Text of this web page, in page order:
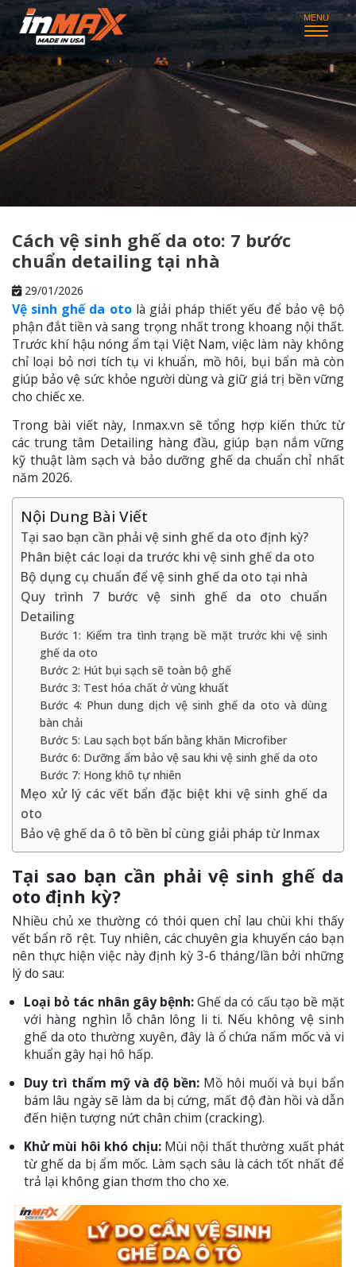
Cách vệ sinh ghế da oto: 7 bước
chuẩn detailing tại nhà
29/01/2026
Vệ sinh ghế da otolà giải pháp thiết yếu để bảo vệ bộ
phận đắt tiền và sang trọng nhất trong khoang nội thất.
Trước khí hậu nóng ẩm tại Việt Nam, việc làm này không
chỉ loại bỏ nơi tích tụ vi khuẩn, mồ hôi, bụi bẩn mà còn
giúp bảo vệ sức khỏe người dùng và giữ giá trị bền vững
cho chiếc xe.
Trong bài viết này, Inmax.vn sẽ tổng hợp kiến thức từ
các trung tâm Detailing hàng đầu, giúp bạn nắm vững
kỹ thuật làm sạch và bảo dưỡng ghế da chuẩn chỉ nhất
năm 2026.
Nội Dung Bài Viết
Tại sao bạn cần phải vệ sinh ghế da oto định kỳ?
Phân biệt các loại da trước khi vệ sinh ghế da oto
Bộ dụng cụ chuẩn để vệ sinh ghế da oto tại nhà
Quy trình 7 bước vệ sinh ghế da oto chuẩn
Detailing
Bước 1: Kiểm tra tình trạng bề mặt trước khi vệ sinh
ghế da oto
Bước 2: Hút bụi sạch sẽ toàn bộ ghế
Bước 3: Test hóa chất ở vùng khuất
Bước 4: Phun dung dịch vệ sinh ghế da oto và dùng
bàn chải
Bước 5: Lau sạch bọt bẩn bằng khăn Microfiber
Bước 6: Dưỡng ẩm bảo vệ sau khi vệ sinh ghế da oto
Bước 7: Hong khô tự nhiên
Mẹo xử lý các vết bẩn đặc biệt khi vệ sinh ghế da
oto
Bảo vệ ghế da ô tô bền bỉ cùng giải pháp từ Inmax
Tại sao bạn cần phải vệ sinh ghế da
oto định kỳ?
Nhiều chủ xe thường có thói quen chỉ lau chùi khi thấy
vết bẩn rõ rệt. Tuy nhiên, các chuyên gia khuyến cáo bạn
nên thực hiện việc này định kỳ 3-6 tháng/lần bởi những
lý do sau:
Loại bỏ tác nhân gây bệnh:Ghế da có cấu tạo bề mặt
với hàng nghìn lỗ chân lông li ti. Nếu không vệ sinh
ghế da oto thường xuyên, đây là ổ chứa nấm mốc và vi
khuẩn gây hại hô hấp.
Duy trì thẩm mỹ và độ bền: Mồ hôi muối và bụi bẩn
bám lâu ngày sẽ làm da bị cứng, mất độ đàn hồi và dẫn
đến hiện tượng nứt chân chim (cracking).
Khử mùi hôi khó chịu:Mùi nội thất thường xuất phát
từ ghế da bị ẩm mốc. Làm sạch sâu là cách tốt nhất để
trả lại không gian thơm tho cho xe.